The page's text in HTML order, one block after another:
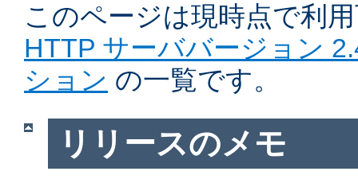
このページは現時点で利
HTTP サーババージョン
ション の一覧です。
リリースのメモ